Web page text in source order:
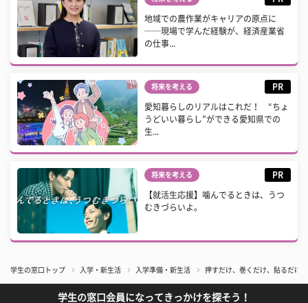
地域での農作業がキャリアの原点に
──現場で学んだ経験が、経済産業省
の仕事...
将来を考える PR
愛知暮らしのリアルはこれだ！ “ちょ
うどいい暮らし”ができる愛知県での
生...
将来を考える PR
【就活生応援】噛んでるときは、うつ
むきづらいよ。
学生の窓口トップ 入学・新生活 入学準備・新生活 押すだけ、巻くだけ、貼るだ
学生の窓口会員になってきっかけを探そう！